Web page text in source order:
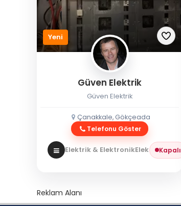
Yeni
Güven Elektrik
Güven Elektrik
Çanakkale, Gökçeada
Telefonu Göster
Elektrik & ElektronikElektrikçiKapalı
Reklam Alanı